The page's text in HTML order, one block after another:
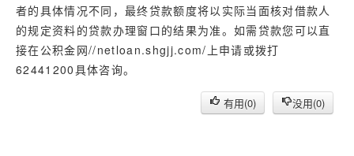
者的具体情况不同，最终贷款额度将以实际当面核对借款人
的规定资料的贷款办理窗口的结果为准。如需贷款您可以直
接在公积金网//netloan.shgjj.com/上申请或拨打
62441200具体咨询。
有用(0) 没用(0)